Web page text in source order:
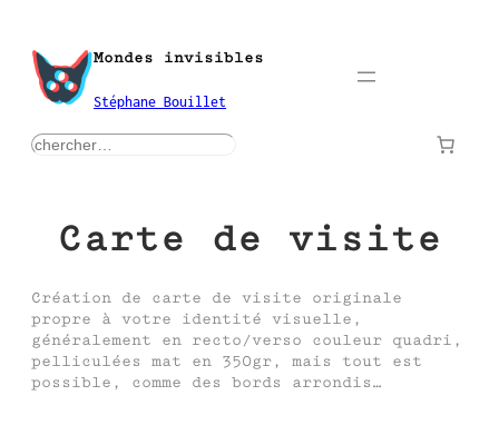
contenu
Mondes invisibles
Stéphane Bouillet
rechercher
Carte de visite
Création de carte de visite originale
propre à votre identité visuelle,
généralement en recto/verso couleur quadri,
pelliculées mat en 350gr, mais tout est
possible, comme des bords arrondis…